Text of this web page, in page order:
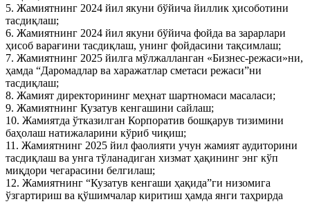
5. Жамиятнинг 2024 йил якуни бўйича йиллик ҳисоботини
тасдиқлаш;
6. Жамиятнинг 2024 йил якуни бўйича фойда ва зарарлари
ҳисоб варағини тасдиқлаш, унинг фойдасини тақсимлаш;
7. Жамиятнинг 2025 йилга мўлжалланган «Бизнес-режаси»ни,
ҳамда “Даромадлар ва харажатлар сметаси режаси”ни
тасдиқлаш;
8. Жамият директорининг меҳнат шартномаси масаласи;
9. Жамиятнинг Кузатув кенгашини сайлаш;
10. Жамиятда ўтказилган Корпоратив бошқарув тизимини
баҳолаш натижаларини кўриб чиқиш;
11. Жамиятнинг 2025 йил фаолияти учун жамият аудиторини
тасдиқлаш ва унга тўланадиган хизмат ҳақининг энг кўп
миқдори чегарасини белгилаш;
12. Жамиятнинг “Кузатув кенгаши ҳақида”ги низомига
ўзгартириш ва қўшимчалар киритиш ҳамда янги таҳрирда